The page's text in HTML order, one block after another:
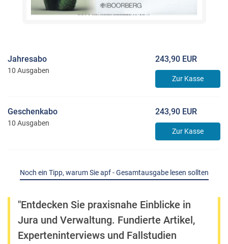
Jahresabo
10 Ausgaben
243,90 EUR
Zur Kasse
Geschenkabo
10 Ausgaben
243,90 EUR
Zur Kasse
Noch ein Tipp, warum Sie apf - Gesamtausgabe lesen sollten
"Entdecken Sie praxisnahe Einblicke in
Jura und Verwaltung. Fundierte Artikel,
Experteninterviews und Fallstudien